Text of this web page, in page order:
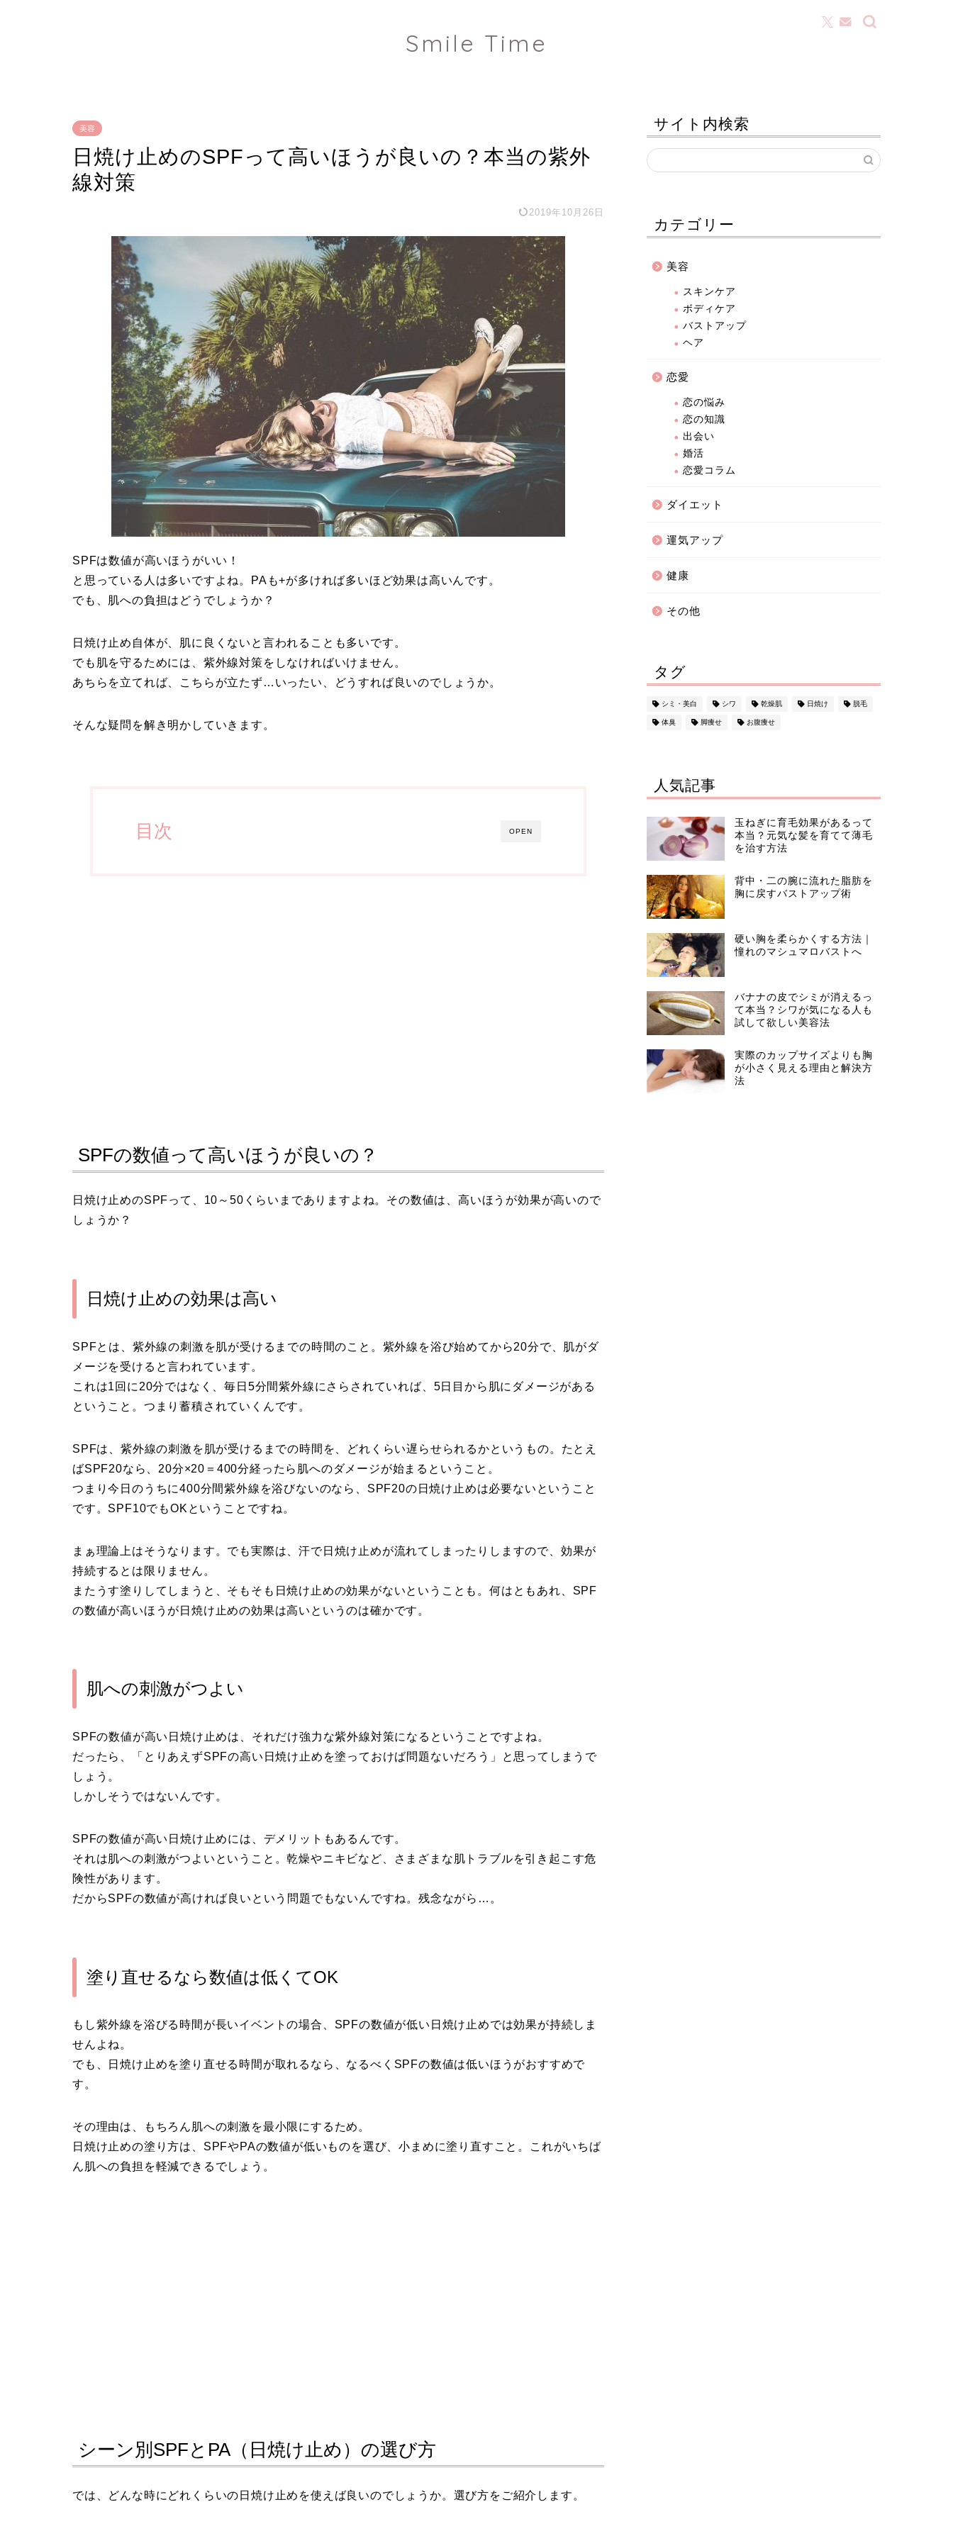
Smile Time
美容
日焼け止めのSPFって高いほうが良いの？本当の紫外
線対策
2019年10月26日
SPFは数値が高いほうがいい！
と思っている人は多いですよね。PAも+が多ければ多いほど効果は高いんです。
でも、肌への負担はどうでしょうか？
日焼け止め自体が、肌に良くないと言われることも多いです。
でも肌を守るためには、紫外線対策をしなければいけません。
あちらを立てれば、こちらが立たず…いったい、どうすれば良いのでしょうか。
そんな疑問を解き明かしていきます。
OPEN
目次
SPFの数値って高いほうが良いの？
日焼け止めのSPFって、10～50くらいまでありますよね。その数値は、高いほうが効果が高いので
しょうか？
日焼け止めの効果は高い
SPFとは、紫外線の刺激を肌が受けるまでの時間のこと。紫外線を浴び始めてから20分で、肌がダ
メージを受けると言われています。
これは1回に20分ではなく、毎日5分間紫外線にさらされていれば、5日目から肌にダメージがある
ということ。つまり蓄積されていくんです。
SPFは、紫外線の刺激を肌が受けるまでの時間を、どれくらい遅らせられるかというもの。たとえ
ばSPF20なら、20分×20＝400分経ったら肌へのダメージが始まるということ。
つまり今日のうちに400分間紫外線を浴びないのなら、SPF20の日焼け止めは必要ないということ
です。SPF10でもOKということですね。
まぁ理論上はそうなります。でも実際は、汗で日焼け止めが流れてしまったりしますので、効果が
持続するとは限りません。
またうす塗りしてしまうと、そもそも日焼け止めの効果がないということも。何はともあれ、SPF
の数値が高いほうが日焼け止めの効果は高いというのは確かです。
肌への刺激がつよい
SPFの数値が高い日焼け止めは、それだけ強力な紫外線対策になるということですよね。
だったら、「とりあえずSPFの高い日焼け止めを塗っておけば問題ないだろう」と思ってしまうで
しょう。
しかしそうではないんです。
SPFの数値が高い日焼け止めには、デメリットもあるんです。
それは肌への刺激がつよいということ。乾燥やニキビなど、さまざまな肌トラブルを引き起こす危
険性があります。
だからSPFの数値が高ければ良いという問題でもないんですね。残念ながら…。
塗り直せるなら数値は低くてOK
もし紫外線を浴びる時間が長いイベントの場合、SPFの数値が低い日焼け止めでは効果が持続しま
せんよね。
でも、日焼け止めを塗り直せる時間が取れるなら、なるべくSPFの数値は低いほうがおすすめで
す。
その理由は、もちろん肌への刺激を最小限にするため。
日焼け止めの塗り方は、SPFやPAの数値が低いものを選び、小まめに塗り直すこと。これがいちば
ん肌への負担を軽減できるでしょう。
シーン別SPFとPA（日焼け止め）の選び方
では、どんな時にどれくらいの日焼け止めを使えば良いのでしょうか。選び方をご紹介します。
サイト内検索
カテゴリー
美容
スキンケア
ボディケア
バストアップ
ヘア
恋愛
恋の悩み
恋の知識
出会い
婚活
恋愛コラム
ダイエット
運気アップ
健康
その他
タグ
シミ・美白 シワ 乾燥肌 日焼け 脱毛
体臭 脚痩せ お腹痩せ
人気記事
玉ねぎに育毛効果があるって
本当？元気な髪を育てて薄毛
を治す方法
背中・二の腕に流れた脂肪を
胸に戻すバストアップ術
硬い胸を柔らかくする方法｜
憧れのマシュマロバストへ
バナナの皮でシミが消えるっ
て本当？シワが気になる人も
試して欲しい美容法
実際のカップサイズよりも胸
が小さく見える理由と解決方
法